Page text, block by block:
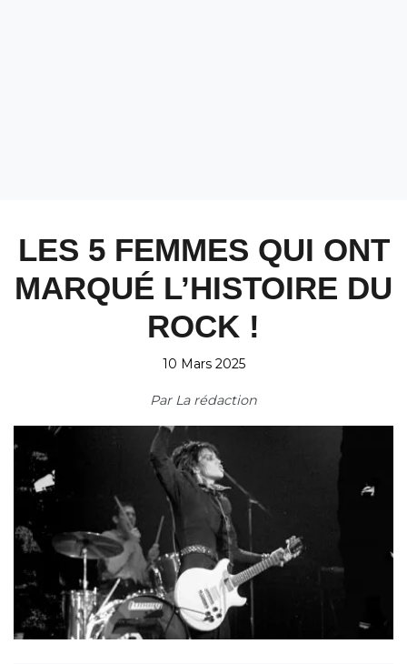
LES 5 FEMMES QUI ONT
MARQUÉ L’HISTOIRE DU
ROCK !
10 Mars 2025
Par La rédaction